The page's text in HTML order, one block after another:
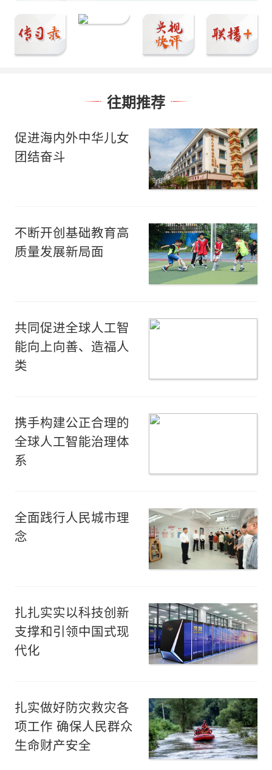
往期推荐
促进海内外中华儿女
团结奋斗
不断开创基础教育高
质量发展新局面
共同促进全球人工智
能向上向善、造福人
类
携手构建公正合理的
全球人工智能治理体
系
全面践行人民城市理
念
扎扎实实以科技创新
支撑和引领中国式现
代化
扎实做好防灾救灾各
项工作 确保人民群众
生命财产安全